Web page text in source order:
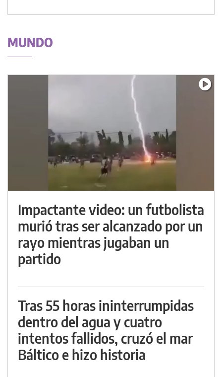
MUNDO
Impactante video: un futbolista
murió tras ser alcanzado por un
rayo mientras jugaban un
partido
Tras 55 horas ininterrumpidas
dentro del agua y cuatro
intentos fallidos, cruzó el mar
Báltico e hizo historia